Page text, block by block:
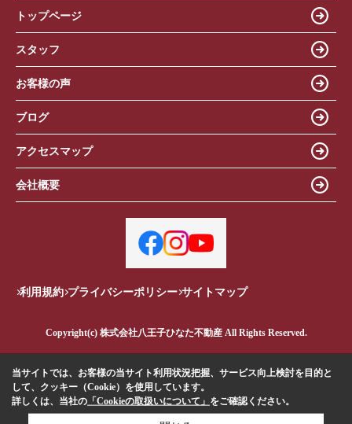
トップページ
スタッフ
お客様の声
ブログ
アクセスマップ
会社概要
利用規約 プライバシーポリシー サイトマップ
Copyright(c) 株式会社八王子ひなた不動産 All Rights Reserved.
当サイトでは、お客様の当サイト利用状況把握、サービス向上検討を目的と
して、クッキー（Cookie）を使用しています。
詳しくは、当社の 「Cookieの取扱いについて」 をご確認ください。